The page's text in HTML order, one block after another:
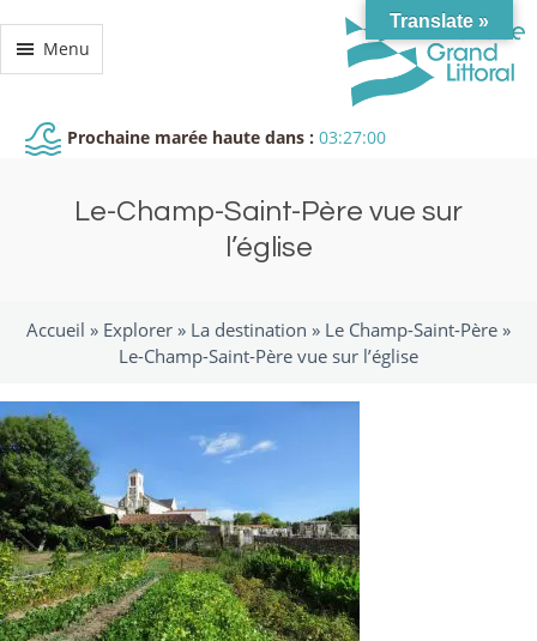
Menu
Prochaine marée haute dans : 03:27:00
Le-Champ-Saint-Père vue sur
l’église
Accueil » Explorer » La destination » Le Champ-Saint-Père »
Le-Champ-Saint-Père vue sur l’église
Translate »